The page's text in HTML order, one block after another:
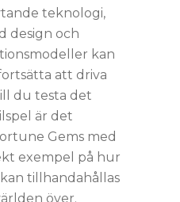
teknologi,
design och
kan
att driva
du testa det
är det
Gems med
exempel på hur
tillhandahållas
över.